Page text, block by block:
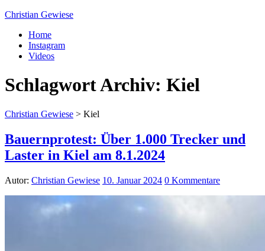
Christian Gewiese
Home
Instagram
Videos
Schlagwort Archiv: Kiel
Christian Gewiese > Kiel
Bauernprotest: Über 1.000 Trecker und
Laster in Kiel am 8.1.2024
Autor: Christian Gewiese 10. Januar 2024 0 Kommentare